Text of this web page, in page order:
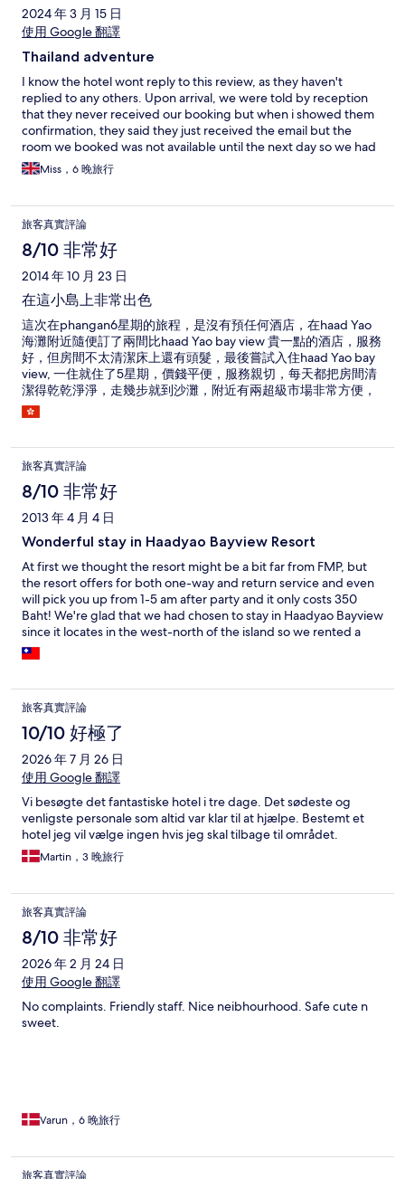
2024 年 3 月 15 日
使用 Google 翻譯
Thailand adventure
I know the hotel wont reply to this review, as they haven't
replied to any others. Upon arrival, we were told by reception
that they never received our booking but when i showed them
confirmation, they said they just received the email but the
room we booked was not available until the next day so we had
to stay in another room which was not as nice. The hotel needs
to look deeply at their staff, they are rude, unhelpful and never
visitors dont appear to want to eat or drink there. Also, be aware
that if you ask reception to arrange transfer back to the ferry,
they will leave you waiting for half hour. I will definitely return to
Haad Yao but not this hotel
Miss，6 晚旅行
旅客真實評論
8/10 非常好
2014 年 10 月 23 日
在這小島上非常出色
這次在phangan6星期的旅程，是沒有預任何酒店，在haad Yao
海灘附近隨便訂了兩間比haad Yao bay view 貴一點的酒店，服務
好，但房間不太清潔床上還有頭髮，最後嘗試入住haad Yao bay
view, 一住就住了5星期，價錢平便，服務親切，每天都把房間清
潔得乾乾淨淨，走幾步就到沙灘，附近有兩超級市場非常方便，
如果由酒店到巿集只需20分鐘車程，酒店亦有租電單車服務，面
向沙灘，風景一流，亦定時有殺蟲，絕對一流，相比起這小島其
旅客真實評論
8/10 非常好
2013 年 4 月 4 日
Wonderful stay in Haadyao Bayview Resort
At first we thought the resort might be a bit far from FMP, but
the resort offers for both one-way and return service and even
will pick you up from 1-5 am after party and it only costs 350
Baht! We're glad that we had chosen to stay in Haadyao Bayview
since it locates in the west-north of the island so we rented a
moto bike to explore the island which was so much fun! The
room is clean and nice, the only problem is there's no hair
旅客真實評論
10/10 好極了
2026 年 7 月 26 日
使用 Google 翻譯
Vi besøgte det fantastiske hotel i tre dage. Det sødeste og
venligste personale som altid var klar til at hjælpe. Bestemt et
hotel jeg vil vælge ingen hvis jeg skal tilbage til området.
Martin，3 晚旅行
旅客真實評論
8/10 非常好
2026 年 2 月 24 日
使用 Google 翻譯
No complaints. Friendly staff. Nice neibhourhood. Safe cute n
sweet.
Varun，6 晚旅行
旅客真實評論